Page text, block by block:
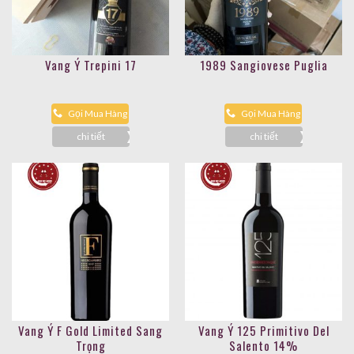
Vang Ý Trepini 17
Gọi Mua Hàng
chi tiết
1989 Sangiovese Puglia
Gọi Mua Hàng
chi tiết
Vang Ý F Gold Limited Sang
Trọng
Vang Ý 125 Primitivo Del
Salento 14%